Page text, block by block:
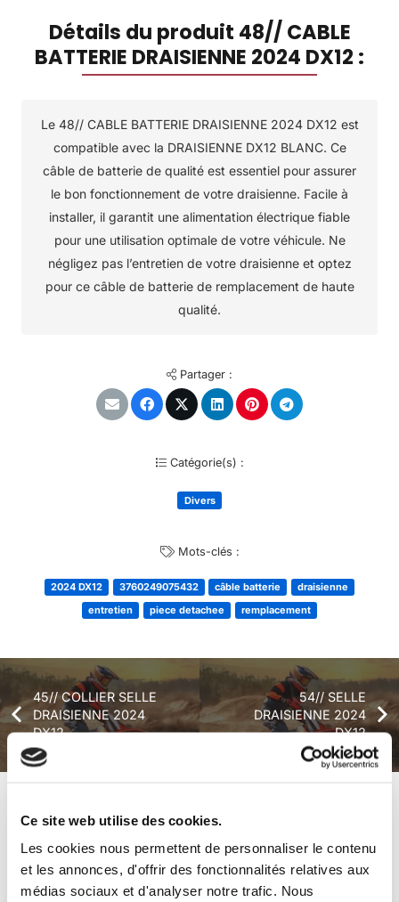
Ce site web utilise des cookies.
Les cookies nous permettent de personnaliser le contenu
et les annonces, d'offrir des fonctionnalités relatives aux
médias sociaux et d'analyser notre trafic. Nous
Détails du produit 48// CABLE
BATTERIE DRAISIENNE 2024 DX12 :
Le 48// CABLE BATTERIE DRAISIENNE 2024 DX12 est
compatible avec la DRAISIENNE DX12 BLANC. Ce
câble de batterie de qualité est essentiel pour assurer
le bon fonctionnement de votre draisienne. Facile à
installer, il garantit une alimentation électrique fiable
pour une utilisation optimale de votre véhicule. Ne
négligez pas l’entretien de votre draisienne et optez
pour ce câble de batterie de remplacement de haute
qualité.
Partager :
Catégorie(s) :
Divers
Mots-clés :
2024 DX12 3760249075432 câble batterie
draisienne
entretien
piece detachee remplacement
45// COLLIER SELLE
DRAISIENNE 2024
DX12
54// SELLE
DRAISIENNE 2024
DX12
+ de produits
Véhicules complets